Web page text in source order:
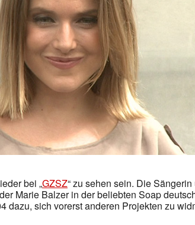
bei „GZSZ“ zu sehen sein. Die Sängerin
Marie Balzer in der beliebten Soap
dazu, sich vorerst anderen Projekten zu